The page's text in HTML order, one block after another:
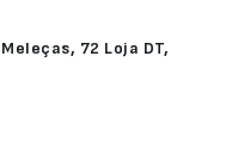
72 Loja DT,